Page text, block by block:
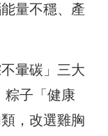
量不穩、產
暈碳」三大
粽子「健康
，改選雞胸